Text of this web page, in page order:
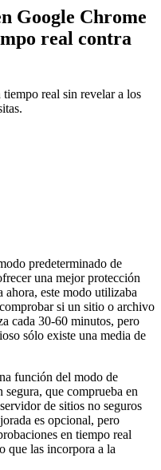
Google Chrome
real contra
real sin revelar a los
predeterminado de
una mejor protección
este modo utilizaba
si un sitio o archivo
cada 30-60 minutos, pero
sólo existe una media de
función del modo de
que comprueba en
de sitios no seguros
es opcional, pero
en tiempo real
que las incorpora a la